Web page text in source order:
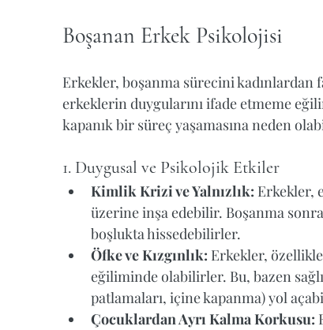
Boşanan Erkek Psikolojisi
Erkekler, boşanma sürecini
erkeklerin duygularını ifade etmeme
kapanık bir süreç yaşamasına neden
1. Duygusal ve Psikolojik Etkiler
Kimlik Krizi ve Yalnızlık: Erkekler,
üzerine inşa edebilir. Boşanma
boşlukta hissedebilirler.
Öfke ve Kızgınlık: Erkekler,
eğiliminde olabilirler. Bu, bazen
patlamaları, içine kapanma) yol
Çocuklardan Ayrı Kalma Korkusu: